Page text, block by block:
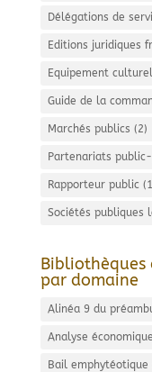
Délégations de
Editions juridiques
Equipement culturel
Guide de la
Marchés publics (2)
Partenariats
Rapporteur public
Sociétés publiques
Bibliothèques
par domaine
Alinéa 9 du
Analyse
Bail